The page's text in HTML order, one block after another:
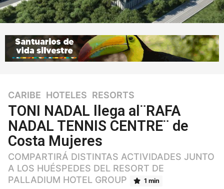
7
a
ñ
o
s
a
ñ
o
CARIBE ,HOTELES ,RESORTS
TONI NADAL llega al¨RAFA
NADAL TENNIS CENTRE¨ de
Costa Mujeres
COMPARTIRÁ DISTINTAS ACTIVIDADES JUNTO
A LOS HUÉSPEDES DEL RESORT DE
PALLADIUM HOTEL GROUP
1 min